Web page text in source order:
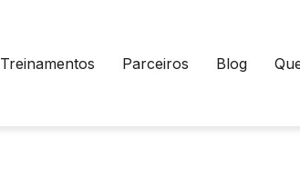
Treinamentos Parceiros Blog